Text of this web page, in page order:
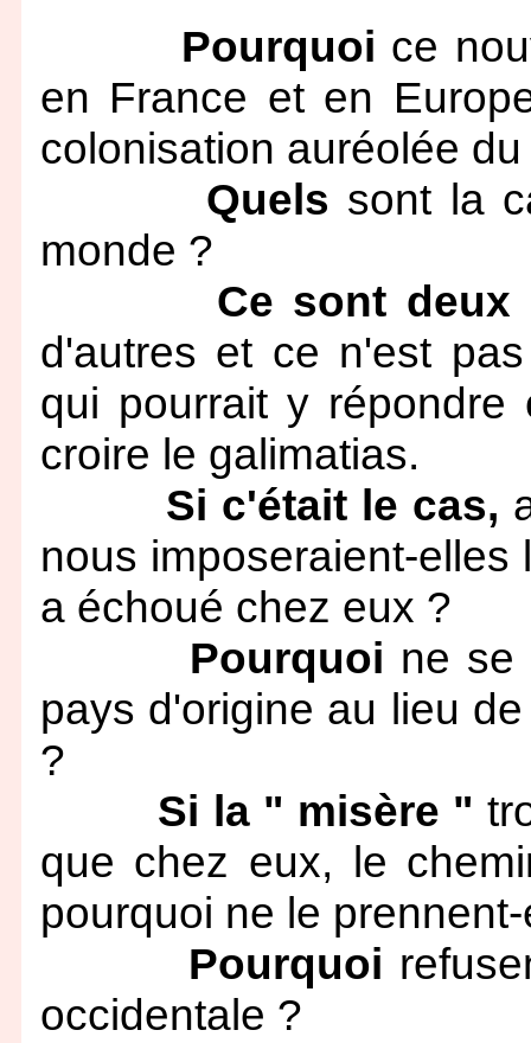
Pourquoi ce
en France et en
colonisation auréolée
Quels sont la
monde ?
Ce sont deux
d'autres et ce n'est
qui pourrait y répondre
croire le galimatias.
Si c'était le cas,
nous imposeraient-
a échoué chez eux ?
Pourquoi ne se
pays d'origine au lieu
?
Si la " misère "
que chez eux, le
pourquoi ne le
Pourquoi
occidentale ?